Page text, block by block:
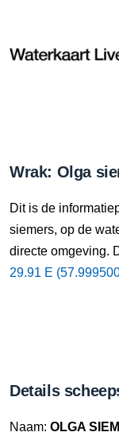
Wrak: Olga
Dit is de
siemers, op de
directe omgeving.
29.91 E
Details
Naam: OLGA